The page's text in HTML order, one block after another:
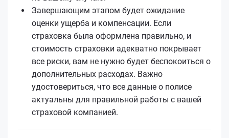
Завершающим этапом будет ожидание
оценки ущерба и компенсации. Если
страховка была оформлена правильно, и
стоимость страховки адекватно покрывает
все риски, вам не нужно будет беспокоиться о
дополнительных расходах. Важно
удостовериться, что все данные о полисе
актуальны для правильной работы с вашей
страховой компанией.